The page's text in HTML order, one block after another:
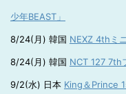
少年BEAST」
8/24(月) 韓国 NEXZ 4thミ
8/24(月) 韓国 NCT 127 7th
9/2(水) 日本 King＆Prince